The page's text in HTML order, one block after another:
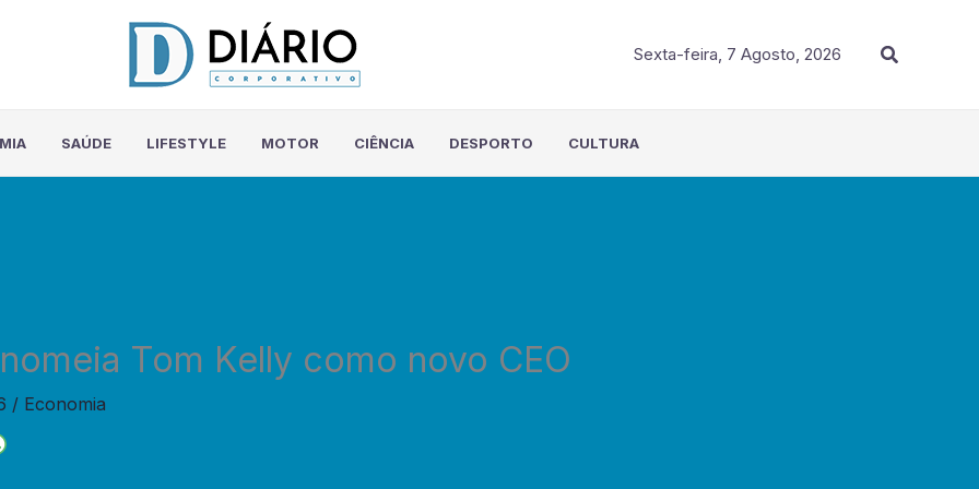
Sexta-feira, 7 Agosto, 2026 Procurar
SAÚDE LIFESTYLE MOTOR CIÊNCIA DESPORTO CULTURA
Tom Kelly como novo CEO
/ Economia